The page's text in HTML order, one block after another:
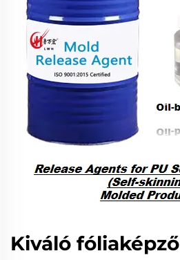
Kiváló fóliaképző